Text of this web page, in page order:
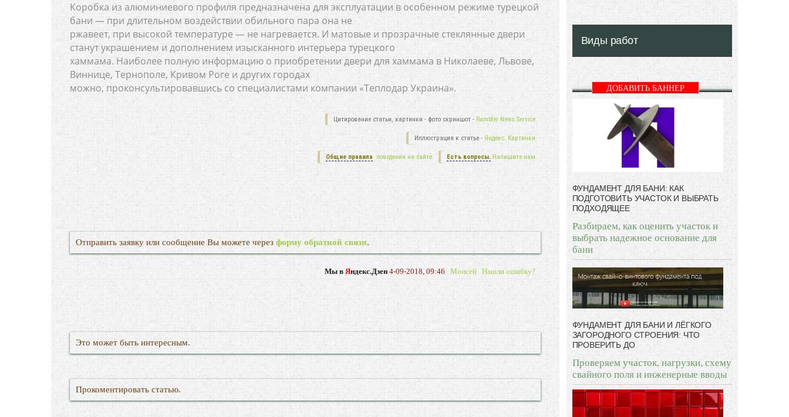
Коробка из алюминиевого профиля предназначена для эксплуатации в особенном режиме турецкой
бани — при длительном воздействии обильного пара она не
ржавеет, при высокой температуре — не нагревается. И матовые и прозрачные стеклянные двери
станут украшением и дополнением изысканного интерьера турецкого
хаммама. Наиболее полную информацию о приобретении двери для хаммама в Николаеве, Львове,
Виннице, Тернополе, Кривом Роге и других городах
можно, проконсультировавшись со специалистами компании «Теплодар Украина».
Цитирование статьи, картинки - фото скриншот - Rambler News Service.
Иллюстрация к статье - Яндекс. Картинки.
Есть вопросы. Напишите нам.
Общие правила поведения на сайте.
Отправить заявку или сообщение Вы можете через форму обратной связи.
Мы в Яндекс.Дзен 4-09-2018, 09:46 Моисей Нашли ошибку?
Это может быть интересным.
Прокоментировать статью.
Виды работ
ДОБАВИТЬ БАННЕР
ФУНДАМЕНТ ДЛЯ БАНИ: КАК
ПОДГОТОВИТЬ УЧАСТОК И ВЫБРАТЬ
ПОДХОДЯЩЕЕ
Разбираем, как оценить участок и
выбрать надежное основание для
бани
ФУНДАМЕНТ ДЛЯ БАНИ И ЛЁГКОГО
ЗАГОРОДНОГО СТРОЕНИЯ: ЧТО
ПРОВЕРИТЬ ДО
Проверяем участок, нагрузки, схему
свайного поля и инженерные вводы